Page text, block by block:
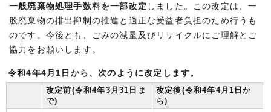
一般廃棄物処理手数料を一部改定 しました。この改定は、一
般廃棄物の排出抑制の推進と適正な受益者負担のため行うも
のです。今後とも、ごみの減量及びリサイクルにご理解とご
協力をお願いします。
令和4年4月1日から、次のように改定します。
改定前(令和4年3月31日ま
で)
改定後(令和4年4月1日か
ら)